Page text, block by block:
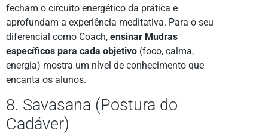
fecham o circuito energético da prática e
aprofundam a experiência meditativa. Para o seu
diferencial como Coach, ensinar Mudras
específicos para cada objetivo (foco, calma,
energia) mostra um nível de conhecimento que
encanta os alunos.
8. Savasana (Postura do
Cadáver)